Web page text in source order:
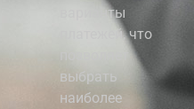
варианты
платежей, что
выбрать
наиболее